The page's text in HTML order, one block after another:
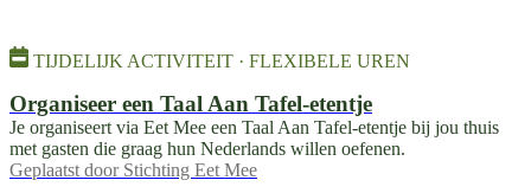
TIJDELIJK ACTIVITEIT · FLEXIBELE UREN
Organiseer een Taal Aan Tafel-etentje
Je organiseert via Eet Mee een Taal Aan Tafel-etentje bij jou thuis
met gasten die graag hun Nederlands willen oefenen.
Geplaatst door Stichting Eet Mee